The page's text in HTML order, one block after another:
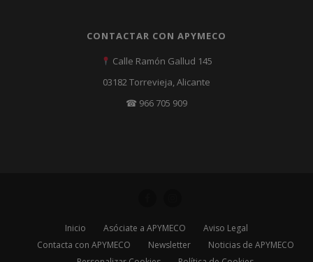
CONTACTAR CON APYMECO
Calle Ramón Gallud 145
03182 Torrevieja, Alicante
☎ 966 705 909
Inicio Asóciate a APYMECO
Aviso Legal
Contacta con APYMECO
Newsletter
Noticias de APYMECO